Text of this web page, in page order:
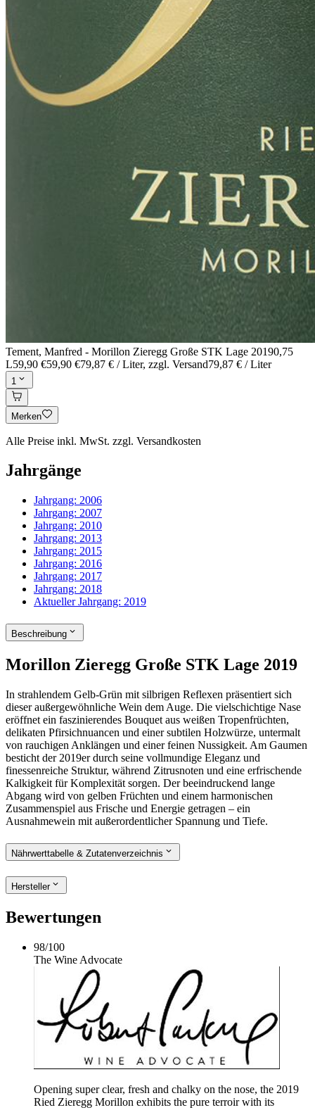
Tement, Manfred - Morillon Zieregg Große STK Lage 20190,75
L59,90 €59,90 €79,87 € / Liter, zzgl. Versand79,87 € / Liter
1
Merken
Alle Preise inkl. MwSt. zzgl. Versandkosten
Jahrgänge
Jahrgang: 2006
Jahrgang: 2007
Jahrgang: 2010
Jahrgang: 2013
Jahrgang: 2015
Jahrgang: 2016
Jahrgang: 2017
Jahrgang: 2018
Aktueller Jahrgang: 2019
Beschreibung
Morillon Zieregg Große STK Lage 2019
In strahlendem Gelb-Grün mit silbrigen Reflexen präsentiert sich
dieser außergewöhnliche Wein dem Auge. Die vielschichtige Nase
eröffnet ein faszinierendes Bouquet aus weißen Tropenfrüchten,
delikaten Pfirsichnuancen und einer subtilen Holzwürze, untermalt
von rauchigen Anklängen und einer feinen Nussigkeit. Am Gaumen
besticht der 2019er durch seine vollmundige Eleganz und
finessenreiche Struktur, während Zitrusnoten und eine erfrischende
Kalkigkeit für Komplexität sorgen. Der beeindruckend lange
Abgang wird von gelben Früchten und einem harmonischen
Zusammenspiel aus Frische und Energie getragen – ein
Ausnahmewein mit außerordentlicher Spannung und Tiefe.
Nährwerttabelle & Zutatenverzeichnis
Hersteller
Bewertungen
98/100
The Wine Advocate
Opening super clear, fresh and chalky on the nose, the 2019
Ried Zieregg Morillon exhibits the pure terroir with its